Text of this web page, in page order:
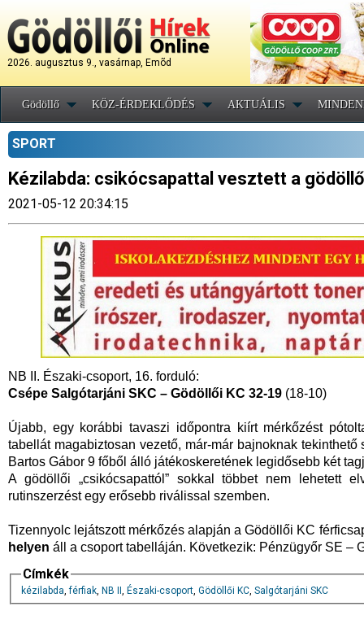
2026. augusztus 9., vasárnap, Emõd
Gödöllő KÖZ-ÉRDEKLŐDÉS AKTUÁLIS
SPORT
Kézilabda: csikócsapattal vesztett a
2021-05-12 20:34:15
NB II. Északi-csoport, 16. forduló:
Csépe Salgótarjáni SKC – Gödöllői KC 32-19 (18-10)
Újabb, egy korábbi tavaszi időpontra kiírt mérkőzést
tabellát magabiztosan vezető, már-már bajnoknak
Bartos Gábor 9 főből álló játékoskeretének legidősebb két
A gödöllői „csikócsapattól” sokkal többet nem lehetett
rutinszerzést egy erősebb riválissal szemben.
Tizennyolc lejátszott mérkőzés alapján a Gödöllői KC
helyen áll a csoport tabelláján. Következik: Pénzügyőr SE –
Címkék
kézilabda,férfiak, NB II , Északi-csoport, Gödöllői KC, Salgótarjáni SKC